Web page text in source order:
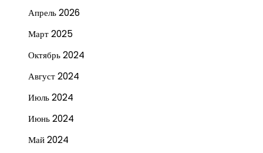
Апрель 2026
Март 2025
Октябрь 2024
Август 2024
Июль 2024
Июнь 2024
Май 2024